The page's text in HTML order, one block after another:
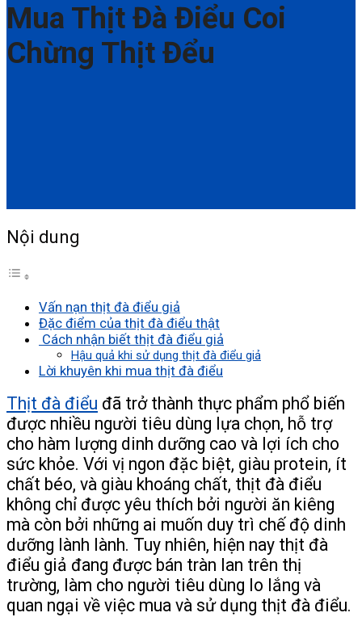
Mua Thịt Đà Điểu Coi
Chừng Thịt Đểu
Nội dung
Vấn nạn thịt đà điểu giả
Đặc điểm của thịt đà điểu thật
Cách nhận biết thịt đà điểu giả
Hậu quả khi sử dụng thịt đà điểu giả
Lời khuyên khi mua thịt đà điểu
Thịt đà điểu đã trở thành thực phẩm phổ biến
được nhiều người tiêu dùng lựa chọn, hỗ trợ
cho hàm lượng dinh dưỡng cao và lợi ích cho
sức khỏe. Với vị ngon đặc biệt, giàu protein, ít
chất béo, và giàu khoáng chất, thịt đà điểu
không chỉ được yêu thích bởi người ăn kiêng
mà còn bởi những ai muốn duy trì chế độ dinh
dưỡng lành lành. Tuy nhiên, hiện nay thịt đà
điểu giả đang được bán tràn lan trên thị
trường, làm cho người tiêu dùng lo lắng và
quan ngại về việc mua và sử dụng thịt đà điểu.